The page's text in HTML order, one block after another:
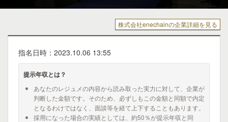
株式会社enechainの企業詳細を見る
指名日時：2023.10.06 13:55
提示年収とは？
あなたのレジュメの内容から読み取った実力に対して、企業が
判断した金額です。そのため、必ずしもこの金額と同額で内定
となるわけではなく、面談等を経て上下することもあります。
採用になった場合の実績としては、約50％が提示年収と同